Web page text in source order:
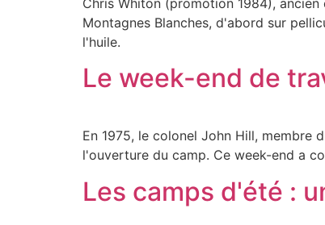
Montagnes Blanches, d'abord sur
l'huile.
Le week-end de
En 1975, le colonel John Hill, membre
l'ouverture du camp. Ce week-end a
Les camps d'été :